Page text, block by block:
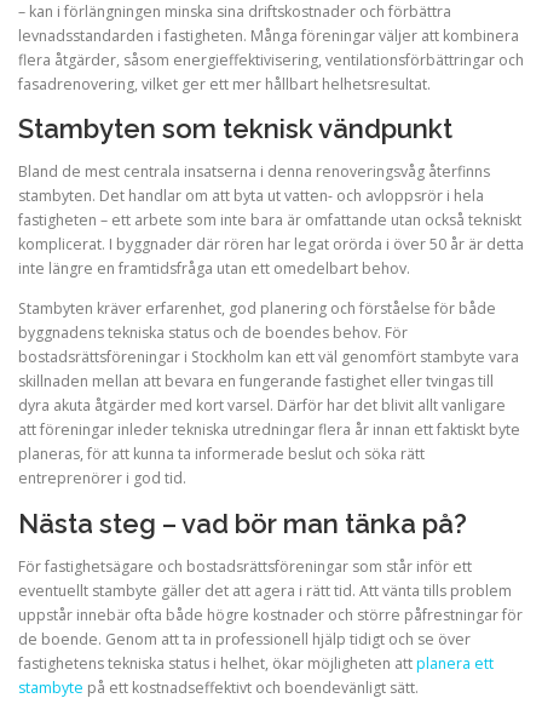
– kan i förlängningen minska sina driftskostnader och förbättra
levnadsstandarden i fastigheten. Många föreningar väljer att kombinera
flera åtgärder, såsom energieffektivisering, ventilationsförbättringar och
fasadrenovering, vilket ger ett mer hållbart helhetsresultat.
Stambyten som teknisk vändpunkt
Bland de mest centrala insatserna i denna renoveringsvåg återfinns
stambyten. Det handlar om att byta ut vatten- och avloppsrör i hela
fastigheten – ett arbete som inte bara är omfattande utan också tekniskt
komplicerat. I byggnader där rören har legat orörda i över 50 år är detta
inte längre en framtidsfråga utan ett omedelbart behov.
Stambyten kräver erfarenhet, god planering och förståelse för både
byggnadens tekniska status och de boendes behov. För
bostadsrättsföreningar i Stockholm kan ett väl genomfört stambyte vara
skillnaden mellan att bevara en fungerande fastighet eller tvingas till
dyra akuta åtgärder med kort varsel. Därför har det blivit allt vanligare
att föreningar inleder tekniska utredningar flera år innan ett faktiskt byte
planeras, för att kunna ta informerade beslut och söka rätt
entreprenörer i god tid.
Nästa steg – vad bör man tänka på?
För fastighetsägare och bostadsrättsföreningar som står inför ett
eventuellt stambyte gäller det att agera i rätt tid. Att vänta tills problem
uppstår innebär ofta både högre kostnader och större påfrestningar för
de boende. Genom att ta in professionell hjälp tidigt och se över
fastighetens tekniska status i helhet, ökar möjligheten attplanera ett
stambyte på ett kostnadseffektivt och boendevänligt sätt.